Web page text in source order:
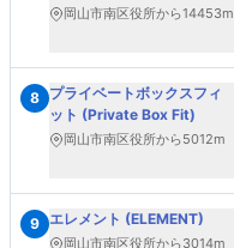
岡山市南区役所から14453m
8 プライベートボックスフィ
ット (Private Box Fit)
岡山市南区役所から5012m
9 エレメント (ELEMENT)
岡山市南区役所から3014m